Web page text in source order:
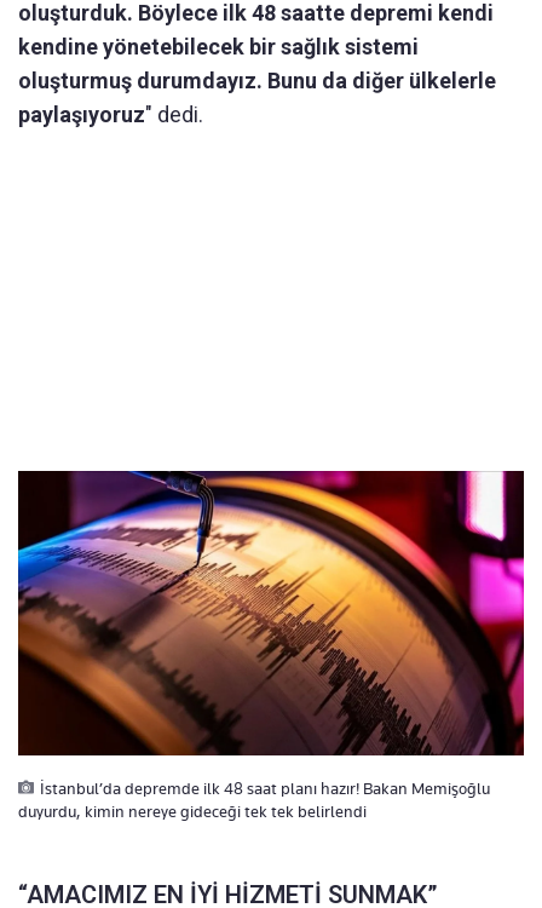
oluşturduk. Böylece ilk 48 saatte depremi kendi
kendine yönetebilecek bir sağlık sistemi
oluşturmuş durumdayız. Bunu da diğer ülkelerle
paylaşıyoruz" dedi.
İstanbul’da depremde ilk 48 saat planı hazır! Bakan Memişoğlu
duyurdu, kimin nereye gideceği tek tek belirlendi
“AMACIMIZ EN İYİ HİZMETİ SUNMAK”